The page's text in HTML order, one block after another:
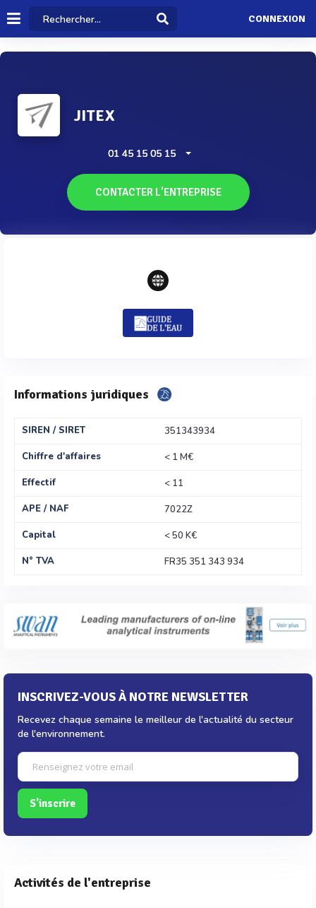
CONNEXION
JITEX
01 45 15 05 15
CONTACTER L'ENTREPRISE
Informations juridiques
SIREN / SIRET
351343934
Chiffre d'affaires
< 1 M€
Effectif
< 11
APE / NAF
7022Z
Capital
< 50 K€
N° TVA
FR35 351 343 934
INSCRIVEZ-VOUS À NOTRE NEWSLETTER
Recevez chaque semaine le meilleur de l'actualité du secteur
de l'environnement.
S'inscrire
Activités de l'entreprise